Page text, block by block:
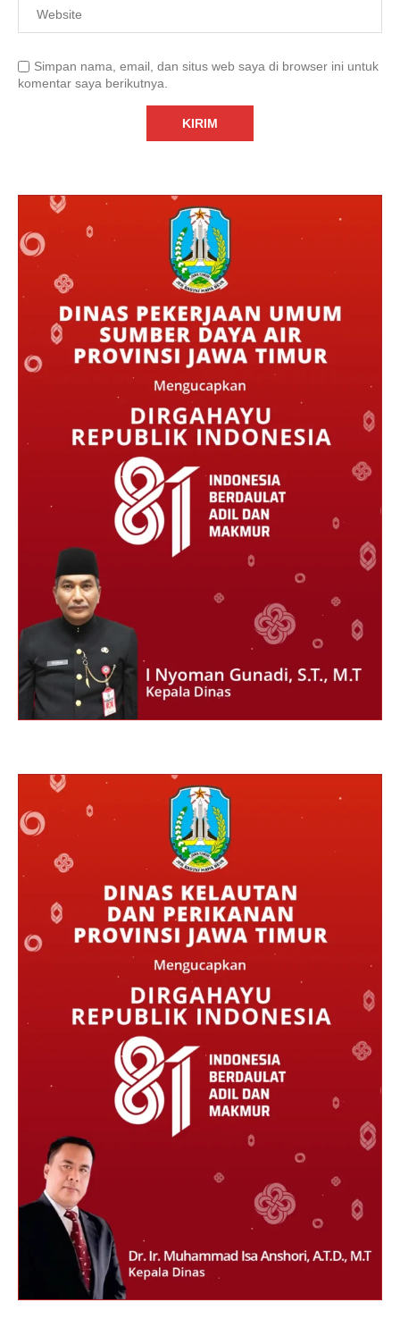
Simpan nama, email, dan situs web saya di browser ini untuk
komentar saya berikutnya.